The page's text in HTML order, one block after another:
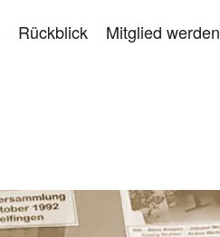
Rückblick Mitglied werden